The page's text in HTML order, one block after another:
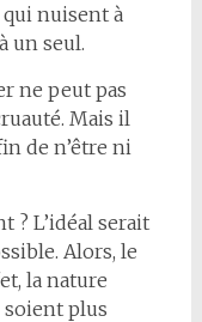
nuisent à
un seul.
ne peut pas
Mais il
de n’être ni
? L’idéal serait
Alors, le
la nature
plus